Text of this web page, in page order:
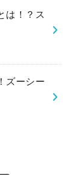
は！？ス
ズーシー